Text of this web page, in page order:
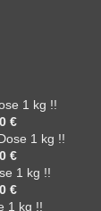
1 kg !!
€
1 kg !!
€
1 kg !!
€
1 kg !!